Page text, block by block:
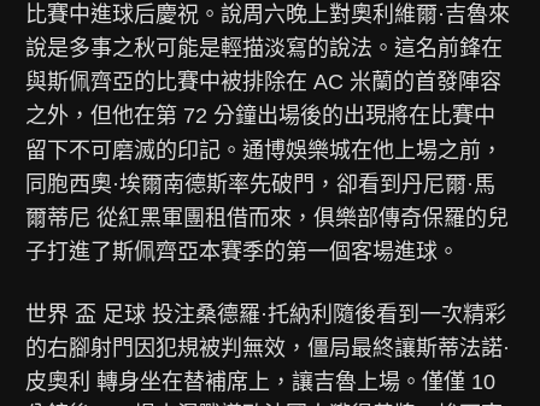
比賽中進球后慶祝。說周六晚上對奧利維爾·吉魯來
說是多事之秋可能是輕描淡寫的說法。這名前鋒在
與斯佩齊亞的比賽中被排除在 AC 米蘭的首發陣容
之外，但他在第 72 分鐘出場後的出現將在比賽中
留下不可磨滅的印記。通博娛樂城在他上場之前，
同胞西奧·埃爾南德斯率先破門，卻看到丹尼爾·馬
爾蒂尼 從紅黑軍團租借而來，俱樂部傳奇保羅的兒
子打進了斯佩齊亞本賽季的第一個客場進球。
世界 盃 足球 投注桑德羅·托納利隨後看到一次精彩
的右腳射門因犯規被判無效，僵局最終讓斯蒂法諾·
皮奧利 轉身坐在替補席上，讓吉魯上場。僅僅 10